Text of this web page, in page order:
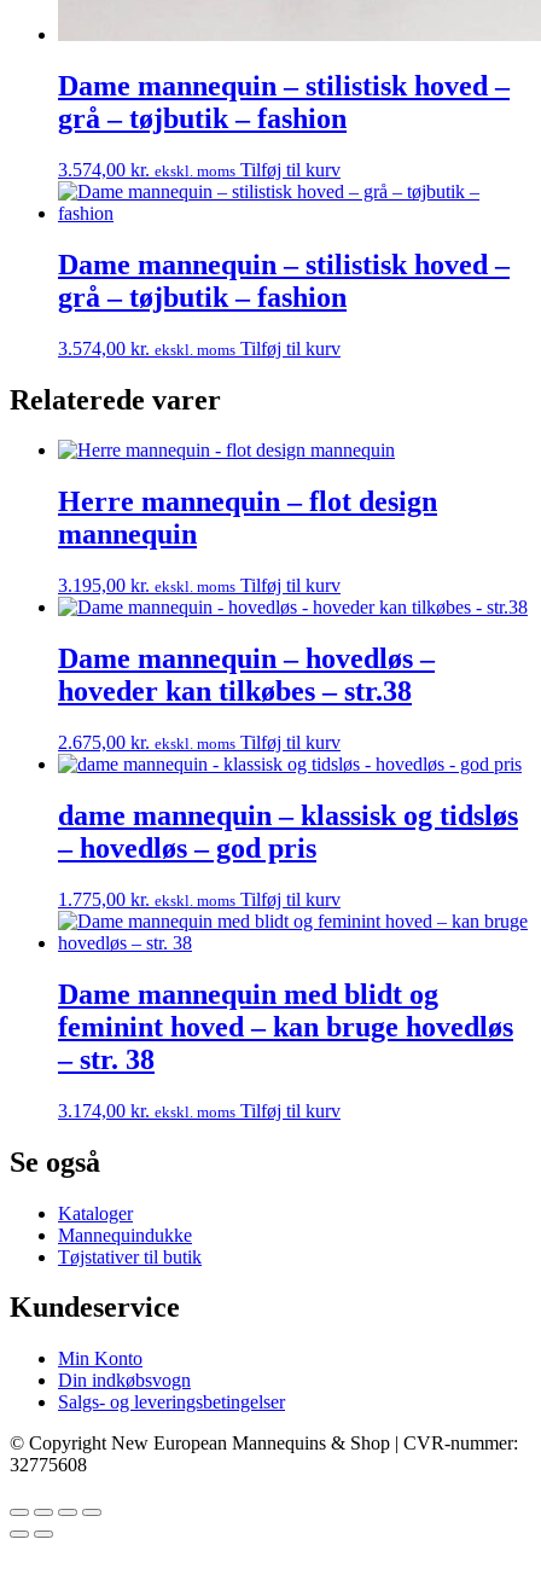
Dame mannequin – stilistisk hoved –
grå – tøjbutik – fashion
3.574,00 kr. ekskl. moms Tilføj til kurv
Dame mannequin – stilistisk hoved –
grå – tøjbutik – fashion
3.574,00 kr. ekskl. moms Tilføj til kurv
Relaterede varer
Herre mannequin – flot design
mannequin
3.195,00 kr. ekskl. moms Tilføj til kurv
Dame mannequin – hovedløs –
hoveder kan tilkøbes – str.38
2.675,00 kr. ekskl. moms Tilføj til kurv
dame mannequin – klassisk og tidsløs
– hovedløs – god pris
1.775,00 kr. ekskl. moms Tilføj til kurv
Dame mannequin med blidt og
feminint hoved – kan bruge hovedløs
– str. 38
3.174,00 kr. ekskl. moms Tilføj til kurv
Se også
Kataloger
Mannequindukke
Tøjstativer til butik
Kundeservice
Min Konto
Din indkøbsvogn
Salgs- og leveringsbetingelser
© Copyright New European Mannequins & Shop | CVR-nummer:
32775608